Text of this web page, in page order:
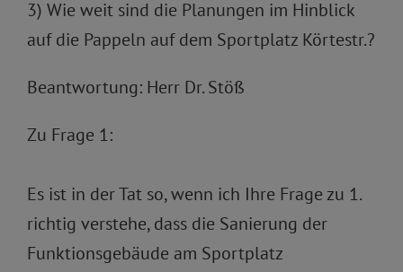
3) Wie weit sind die Planungen im Hinblick
auf die Pappeln auf dem Sportplatz Körtestr.?
Beantwortung: Herr Dr. Stöß
Zu Frage 1:
Es ist in der Tat so, wenn ich Ihre Frage zu 1.
richtig verstehe, dass die Sanierung der
Funktionsgebäude am Sportplatz